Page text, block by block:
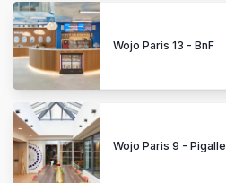
Wojo Paris 13 - BnF
Wojo Paris 9 - Pigalle